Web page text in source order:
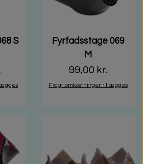
S
Fyrfadsstage 069
M
99,00 kr.
Fragt omkostninger tillægges